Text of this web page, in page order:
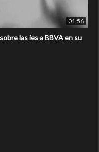
01:56
las íes a BBVA en su